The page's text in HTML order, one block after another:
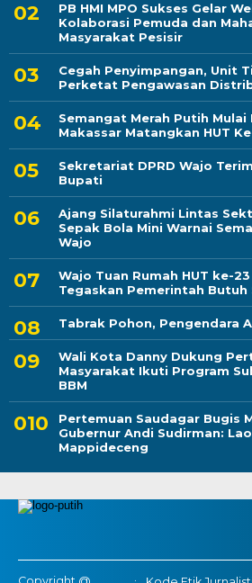
PB HMI MPO Sukses Gelar
Kolaborasi Pemuda dan
Masyarakat Pesisir
Cegah Penyimpangan, Unit
Perketat Pengawasan
Semangat Merah Putih
Makassar Matangkan HUT
Sekretariat DPRD Wajo
Bupati
Ajang Silaturahmi Lintas
Sepak Bola Mini Warnai
Wajo
Wajo Tuan Rumah HUT ke-
Tegaskan Pemerintah
Tabrak Pohon, Pengendara
Wali Kota Danny Dukung
Masyarakat Ikuti Program
BBM
Pertemuan Saudagar Bugis
Gubernur Andi Sudirman:
Mappideceng